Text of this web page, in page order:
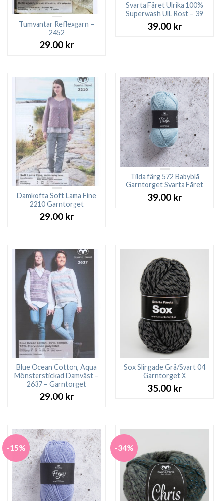
Tumvantar Reflexgarn –
2452
29.00 kr
Svarta Fåret Ulrika 100%
Superwash Ull. Rost – 39
39.00 kr
Damkofta Soft Lama Fine
2210 Garntorget
29.00 kr
Tilda färg 572 Babyblå
Garntorget Svarta Fåret
39.00 kr
Blue Ocean Cotton, Aqua
Mönsterstickad Damväst –
2637 – Garntorget
29.00 kr
Sox Slingade Grå/Svart 04
Garntorget X
35.00 kr
-15% -34%